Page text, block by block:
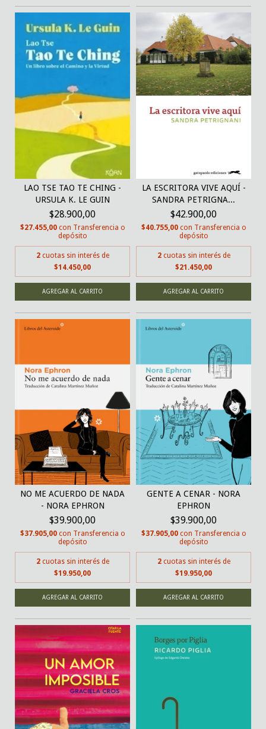
LAO TSE TAO TE CHING -
URSULA K. LE GUIN
$28.900,00
$27.455,00 con Transferencia o
depósito
2 cuotas sin interés de
$14.450,00
LA ESCRITORA VIVE AQUÍ -
SANDRA PETRIGNA...
$42.900,00
$40.755,00 con Transferencia o
depósito
2 cuotas sin interés de
$21.450,00
NO ME ACUERDO DE NADA
- NORA EPHRON
$39.900,00
$37.905,00 con Transferencia o
depósito
2 cuotas sin interés de
$19.950,00
GENTE A CENAR - NORA
EPHRON
$39.900,00
$37.905,00 con Transferencia o
depósito
2 cuotas sin interés de
$19.950,00